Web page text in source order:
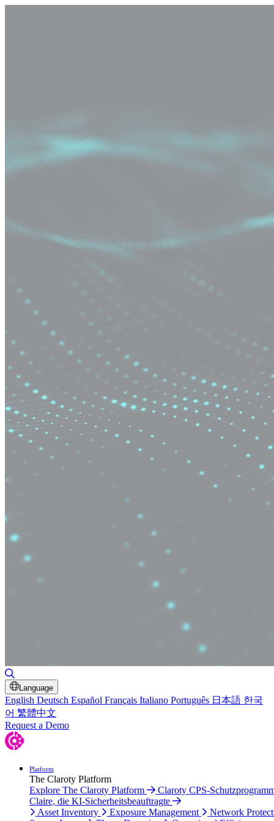
Language
English Deutsch Español Français Italiano Português 日本語 한국
어 繁體中文
Request a Demo
Platform
The Claroty Platform
Explore The Claroty Platform
Claroty CPS-
Claire, die KI-Sicherheitsbeauftragte
Asset Inventory
Exposure Management
Network